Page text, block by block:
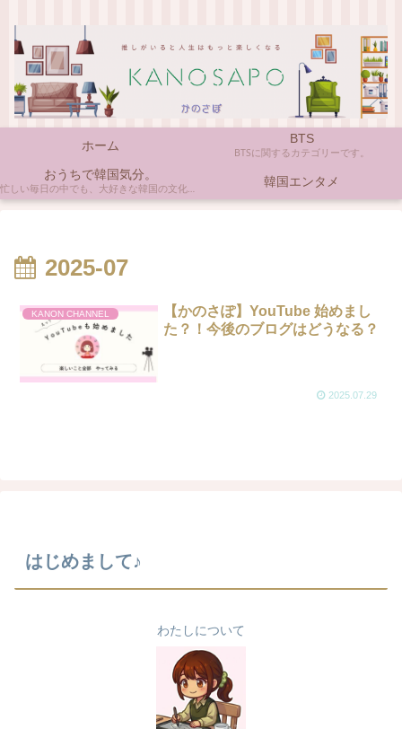
ホーム BTS
BTSに関するカテゴリーです。
おうちで韓国気分。
忙しい毎日の中でも、大好きな韓国の文化やアイテムに触れると心がほっとしますよね。ここでは、自宅で手軽に楽しめる韓国の美味しいもの、お気に入りのコスメ、そして推し活の楽しみ方など、「おうちにいながら韓国気分」に触れられるヒントを私らしくお届けします。 韓国エンタメ
2025-07
KANON CHANNEL
【かのさぽ】YouTube 始めまし
た？！今後のブログはどうなる？
2025.07.29
はじめまして♪
わたしについて